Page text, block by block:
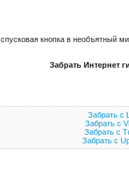
кнопка в необъятный
Забрать Интернет
Забрать с
Забрать с
Забрать с
Забрать с